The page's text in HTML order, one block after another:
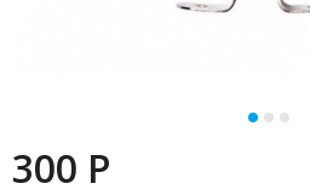
300 P